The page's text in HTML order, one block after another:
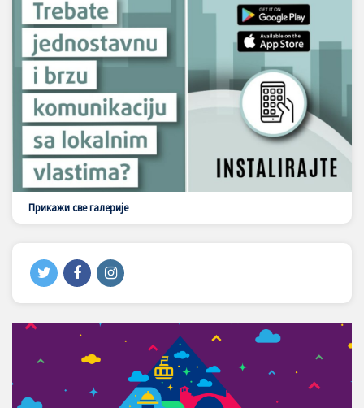
Прикажи све галерије